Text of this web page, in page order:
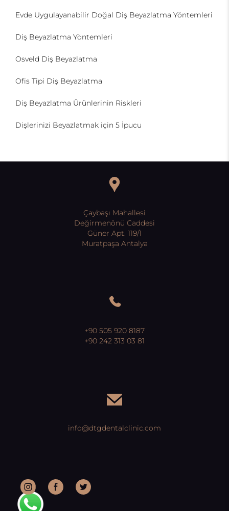
Evde Uygulayanabilir Doğal Diş Beyazlatma Yöntemleri
Diş Beyazlatma Yöntemleri
Osveld Diş Beyazlatma
Ofis Tipi Diş Beyazlatma
Diş Beyazlatma Ürünlerinin Riskleri
Dişlerinizi Beyazlatmak için 5 İpucu
Çaybaşı Mahallesi
Değirmenönü Caddesi
Güner Apt. 119/1
Muratpaşa Antalya
+90 505 920 8187
+90 242 313 03 81
info@dtgdentalclinic.com